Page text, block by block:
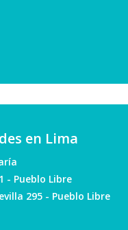
en Lima
- Pueblo Libre
295 - Pueblo Libre